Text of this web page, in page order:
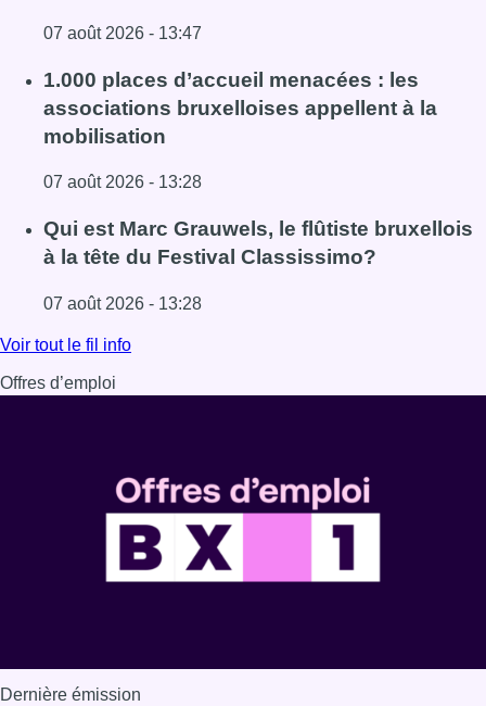
07 août 2026 - 13:47
Lire l'article “La tactique doit être claire, c’est le plus
1.000 places d’accueil menacées : les
associations bruxelloises appellent à la
mobilisation
07 août 2026 - 13:28
Lire l'article 1.000 places d’accueil menacées : les
Qui est Marc Grauwels, le flûtiste bruxellois
à la tête du Festival Classissimo?
07 août 2026 - 13:28
Lire l'article Qui est Marc Grauwels, le flûtiste bruxellois
Voir tout le fil info
Offres d’emploi
Dernière émission